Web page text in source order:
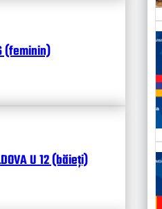
(feminin)
U 12 (băieți)